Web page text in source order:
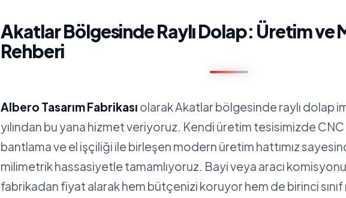
Akatlar Bölgesinde Raylı Dolap: Üretim ve
Rehberi
Albero Tasarım Fabrikası olarak Akatlar bölgesinde raylı dolap
yılından bu yana hizmet veriyoruz. Kendi üretim tesisimizde
bantlama ve el işçiliği ile birleşen modern üretim hattımız
milimetrik hassasiyetle tamamlıyoruz. Bayi veya aracı
fabrikadan fiyat alarak hem bütçenizi koruyor hem de birinci